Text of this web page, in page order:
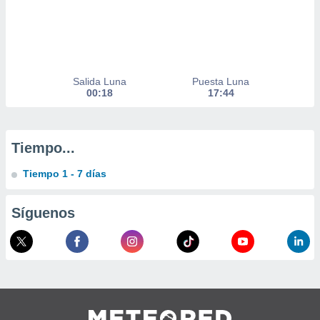
de
un
o acceder
datos
perfiles
Salida Luna
00:18
Puesta Luna
17:44
Tiempo...
Tiempo 1 - 7 días
Síguenos